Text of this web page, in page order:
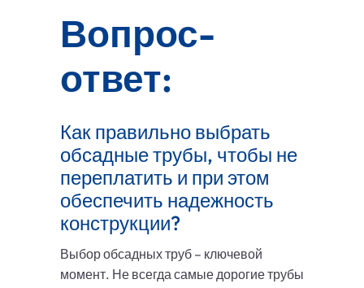
Вопрос-
ответ:
Как правильно выбрать
обсадные трубы, чтобы не
переплатить и при этом
обеспечить надежность
конструкции?
Выбор обсадных труб – ключевой
момент. Не всегда самые дорогие трубы